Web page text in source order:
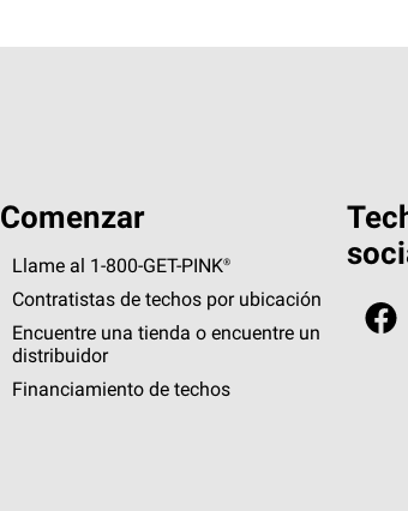
Comenzar
Llame al 1-800-GET -PINK®
Contratistas de techos por ubicación
Encuentre una tienda o encuentre un
distribuidor
Financiamiento de techos